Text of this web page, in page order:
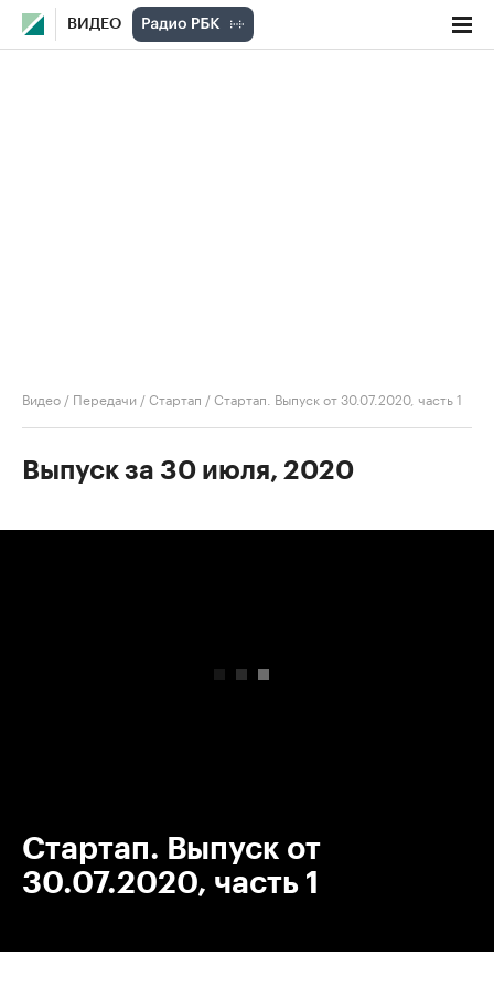
ВИДЕО
Видео / Передачи /Стартап /Стартап. Выпуск от 30.07.2020, часть 1
Выпуск за 30 июля, 2020
Стартап. Выпуск от
30.07.2020, часть 1